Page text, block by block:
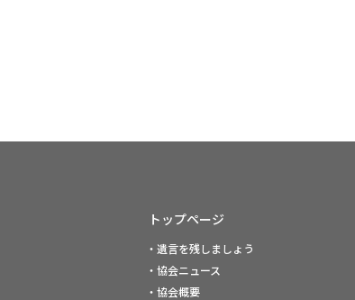
トップページ
・遺言を残しましょう
・協会ニュース
・協会概要